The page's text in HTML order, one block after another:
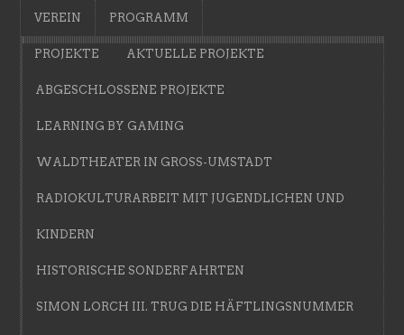
VEREIN PROGRAMM
PROJEKTE AKTUELLE PROJEKTE
ABGESCHLOSSENE PROJEKTE
LEARNING BY GAMING
WALDTHEATER IN GROSS-UMSTADT
RADIOKULTURARBEIT MIT JUGENDLICHEN UND
KINDERN
HISTORISCHE SONDERFAHRTEN
SIMON LORCH III. TRUG DIE HÄFTLINGSNUMMER